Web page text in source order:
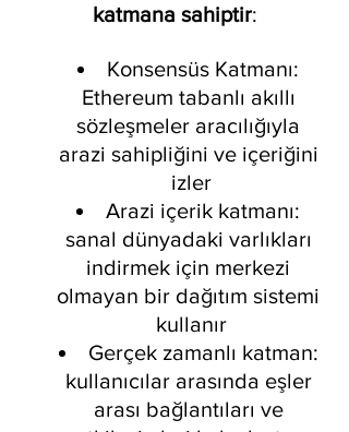
katmana sahiptir:
Konsensüs Katmanı:
Ethereum tabanlı akıllı
sözleşmeler aracılığıyla
arazi sahipliğini ve içeriğini
izler
Arazi içerik katmanı:
sanal dünyadaki varlıkları
indirmek için merkezi
olmayan bir dağıtım sistemi
kullanır
Gerçek zamanlı katman:
kullanıcılar arasında eşler
arası bağlantıları ve